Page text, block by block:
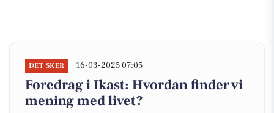
DET SKER 16-03-2025 07:05
Foredrag i Ikast: Hvordan finder vi
mening med livet?